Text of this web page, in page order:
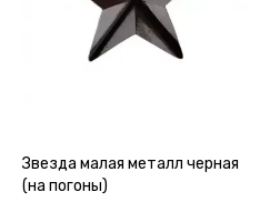
Звезда малая металл черная
(на погоны)